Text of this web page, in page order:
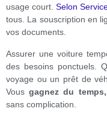
usage court. Selon
tous. La souscription en
vos documents.
Assurer une voiture
des besoins ponctuels.
voyage ou un prêt de
Vousgagnez du
sans complication.